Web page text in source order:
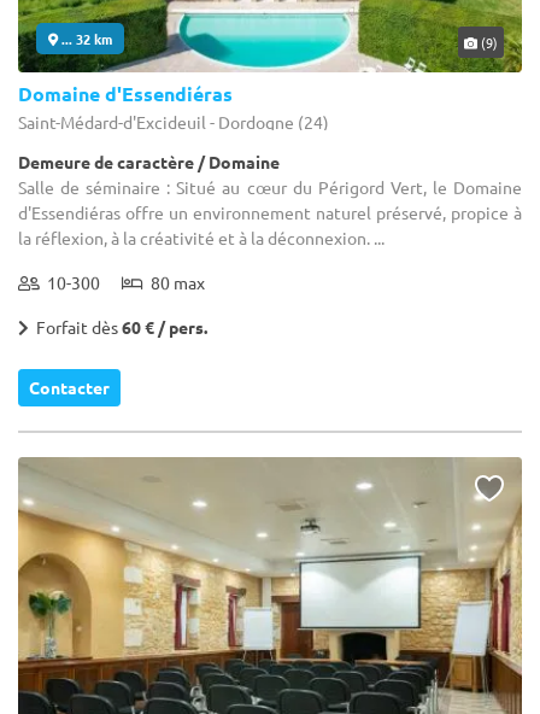
... 32 km (9)
Domaine d'Essendiéras
Saint-Médard-d'Excideuil - Dordogne (24)
Demeure de caractère / Domaine
Salle de séminaire : Situé au cœur du Périgord Vert, le Domaine
d'Essendiéras offre un environnement naturel préservé, propice à
la réflexion, à la créativité et à la déconnexion. ...
10-300 80 max
Forfait dès60 € / pers.
Contacter